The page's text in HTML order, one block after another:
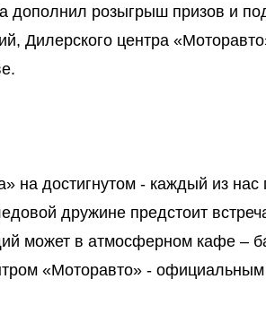
дополнил розыгрыш призов и
Дилерского центра
на достигнутом - каждый из нас
дружине предстоит
может в атмосферном кафе –
«Моторавто» -